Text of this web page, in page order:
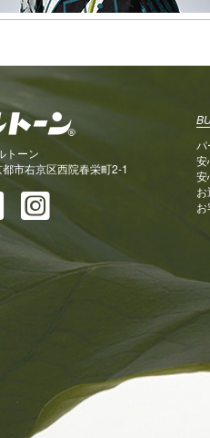
トーン
市右京区西院春栄町2-1
パ
安
安